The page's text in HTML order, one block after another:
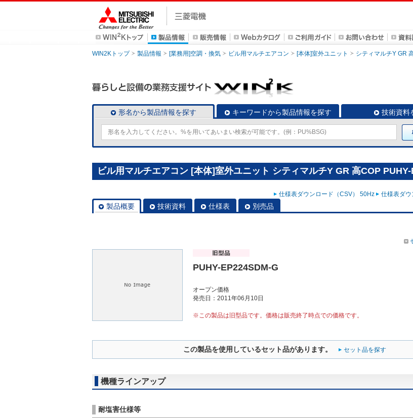
WIN2Kトップ 製品情報 [業務用]空調・換気 ビル用マルチエアコン [本体]室外ユニット シティマルチY GR
形名から製品情報を探す キーワードから製品情報を探す 技術資料
ビル用マルチエアコン [本体]室外ユニット シティマルチY GR 高COP
仕様表ダウンロード（CSV） 50Hz 仕様表ダ
製品概要 技術資料 仕様表 別売品
PUHY-EP224SDM-G
オープン価格
発売日：2011年06月10日
※この製品は旧型品です。価格は販売終了時点での価格です。
この製品を使用しているセット品があります。 セット品を探す
機種ラインアップ
耐塩害仕様等